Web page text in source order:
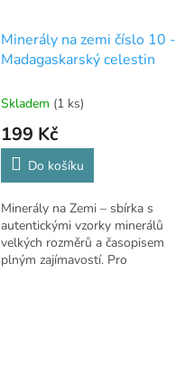
Minerály na zemi číslo 10 -
Madagaskarský celestin
Skladem (1 ks)
199 Kč
Do košíku
Minerály na Zemi – sbírka s
autentickými vzorky minerálů
velkých rozměrů a časopisem
plným zajímavostí. Pro